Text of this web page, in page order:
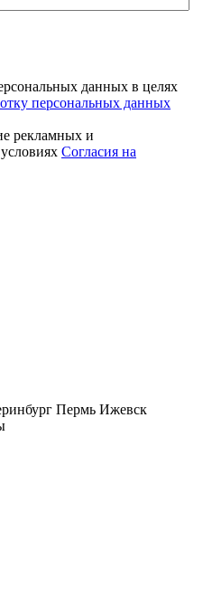
данных в целях
персональных данных
рекламных и
Согласия на
Пермь Ижевск